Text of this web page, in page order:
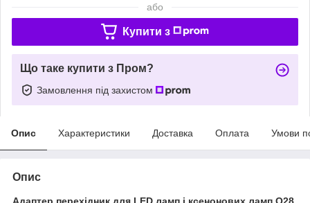
або
Купити з
Що таке купити з Пром?
Замовлення під захистом
Опис Характеристики Доставка Оплата Умови
Опис
Адаптер перехідник для LED ламп і ксенонових ламп Q28